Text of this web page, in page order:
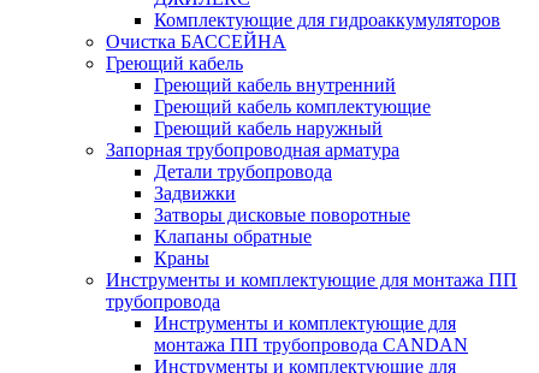
Комплектующие для гидроаккумуляторов
Очистка БАССЕЙНА
Греющий кабель
Греющий кабель внутренний
Греющий кабель комплектующие
Греющий кабель наружный
Запорная трубопроводная арматура
Детали трубопровода
Задвижки
Затворы дисковые поворотные
Клапаны обратные
Краны
Инструменты и комплектующие для монтажа ПП
трубопровода
Инструменты и комплектующие для
монтажа ПП трубопровода CANDAN
Инструменты и комплектующие для